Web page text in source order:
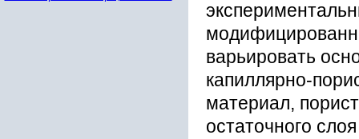
варьировать
капиллярно-
материал,
остаточного